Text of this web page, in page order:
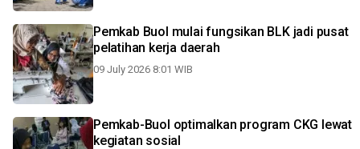
Pemkab Buol mulai fungsikan BLK jadi pusat
pelatihan kerja daerah
09 July 2026 8:01 WIB
Pemkab-Buol optimalkan program CKG lewat
kegiatan sosial